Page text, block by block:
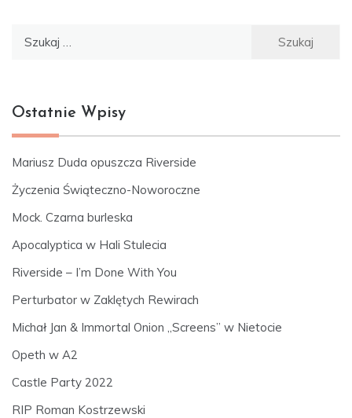
Ostatnie Wpisy
Mariusz Duda opuszcza Riverside
Życzenia Świąteczno-Noworoczne
Mock. Czarna burleska
Apocalyptica w Hali Stulecia
Riverside – I’m Done With You
Perturbator w Zaklętych Rewirach
Michał Jan & Immortal Onion „Screens” w Nietocie
Opeth w A2
Castle Party 2022
RIP Roman Kostrzewski